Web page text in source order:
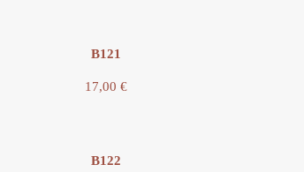
Β121
17,00 €
Β122